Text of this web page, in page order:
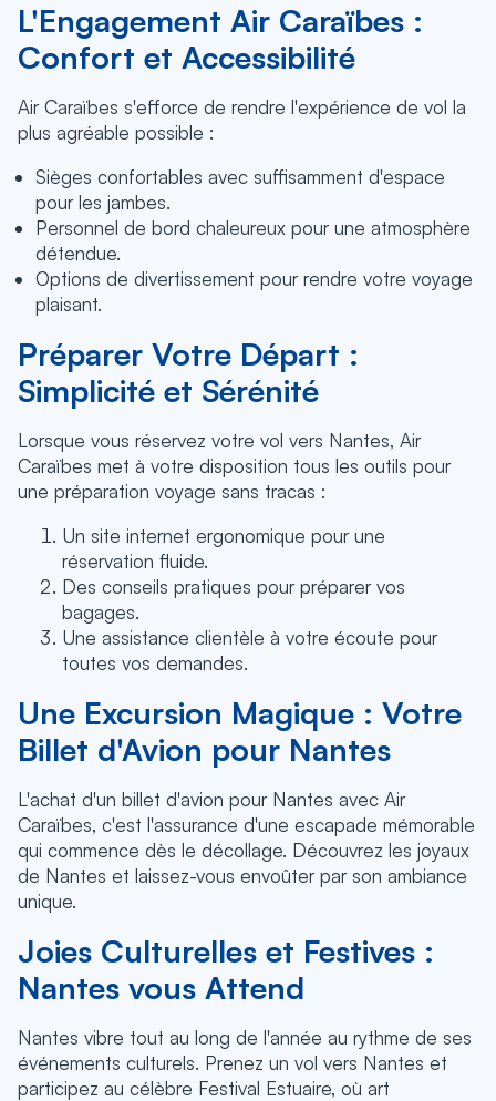
L'Engagement Air Caraïbes :
Confort et Accessibilité
Air Caraïbes s'efforce de rendre l'expérience de vol la
plus agréable possible :
Sièges confortables avec suffisamment d'espace
pour les jambes.
Personnel de bord chaleureux pour une atmosphère
détendue.
Options de divertissement pour rendre votre voyage
plaisant.
Préparer Votre Départ :
Simplicité et Sérénité
Lorsque vous réservez votre vol vers Nantes, Air
Caraïbes met à votre disposition tous les outils pour
une préparation voyage sans tracas :
Un site internet ergonomique pour une
réservation fluide.
Des conseils pratiques pour préparer vos
bagages.
Une assistance clientèle à votre écoute pour
toutes vos demandes.
Une Excursion Magique : Votre
Billet d'Avion pour Nantes
L'achat d'un billet d'avion pour Nantes avec Air
Caraïbes, c'est l'assurance d'une escapade mémorable
qui commence dès le décollage. Découvrez les joyaux
de Nantes et laissez-vous envoûter par son ambiance
unique.
Joies Culturelles et Festives :
Nantes vous Attend
Nantes vibre tout au long de l'année au rythme de ses
événements culturels. Prenez un vol vers Nantes et
participez au célèbre Festival Estuaire, où art